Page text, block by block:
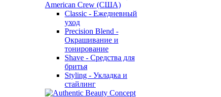
American Crew (США)
Classic - Ежедневный
уход
Precision Blend -
Окрашивание и
тонирование
Shave - Средства для
бритья
Styling - Укладка и
стайлинг